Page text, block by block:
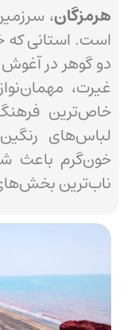
هرمزگان،
است. استانی که
دو گوهر در
غیرت،
خاص‌ترین
لباس‌های
خون‌گرم باعث
ناب‌ترین